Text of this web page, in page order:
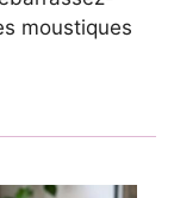
moustiques